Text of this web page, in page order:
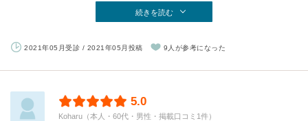
続きを読む
2021年05月受診 / 2021年05月投稿 9人が参考になった
5.0
Koharu（本人・60代・男性・掲載口コミ1件）